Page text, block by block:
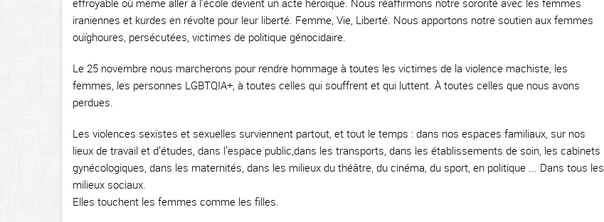
effroyable où même aller à l’école devient un acte héroïque. Nous réaffirmons notre sororité avec les femmes
iraniennes et kurdes en révolte pour leur liberté. Femme, Vie, Liberté. Nous apportons notre soutien aux femmes
ouïghoures, persécutées, victimes de politique génocidaire.
Le 25 novembre nous marcherons pour rendre hommage à toutes les victimes de la violence machiste, les
femmes, les personnes LGBTQIA+, à toutes celles qui souffrent et qui luttent. À toutes celles que nous avons
perdues.
Les violences sexistes et sexuelles surviennent partout, et tout le temps : dans nos espaces familiaux, sur nos
lieux de travail et d’études, dans l’espace public,dans les transports, dans les établissements de soin, les cabinets
gynécologiques, dans les maternités, dans les milieux du théâtre, du cinéma, du sport, en politique ... Dans tous les
milieux sociaux.
Elles touchent les femmes comme les filles.